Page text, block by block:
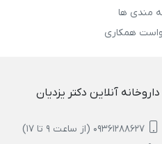
مندی ها
همکاری
داروخانه آنلاین دکتر یزدیان
09361288627 (از ساعت 9 تا 17)